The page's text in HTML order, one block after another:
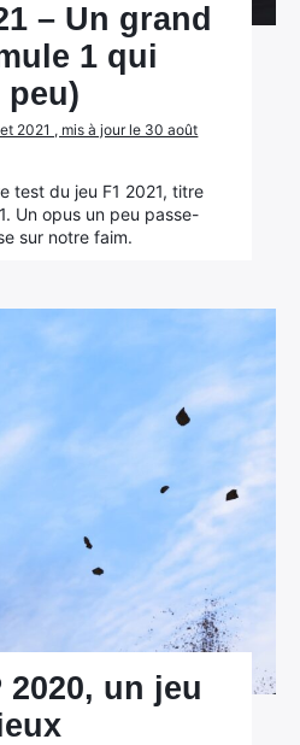
– Un grand
1 qui
peu)
2021 , mis à jour le 30 août
test du jeu F1 2021, titre
Un opus un peu passe-
sur notre faim.
2020, un jeu